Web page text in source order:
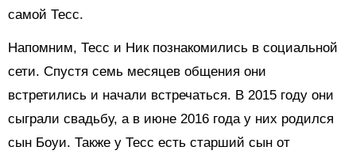
самой Тесс.
Напомним, Тесс и Ник познакомились в социальной
сети. Спустя семь месяцев общения они
встретились и начали встречаться. В 2015 году они
сыграли свадьбу, а в июне 2016 года у них родился
сын Боуи. Также у Тесс есть старший сын от